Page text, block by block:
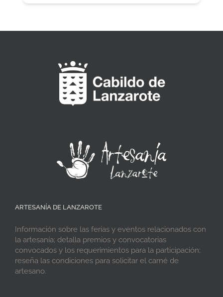
ARTESANÍA DE LANZAROTE
Información sobre las ferias y eventos relacionados con
la artesanía; detalla premios y convocatorias
convocados y los requerimientos para la participación;
reseña las condiciones para solicitar el carné de
artesano.